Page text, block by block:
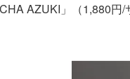
AZUKI」（1,880円/